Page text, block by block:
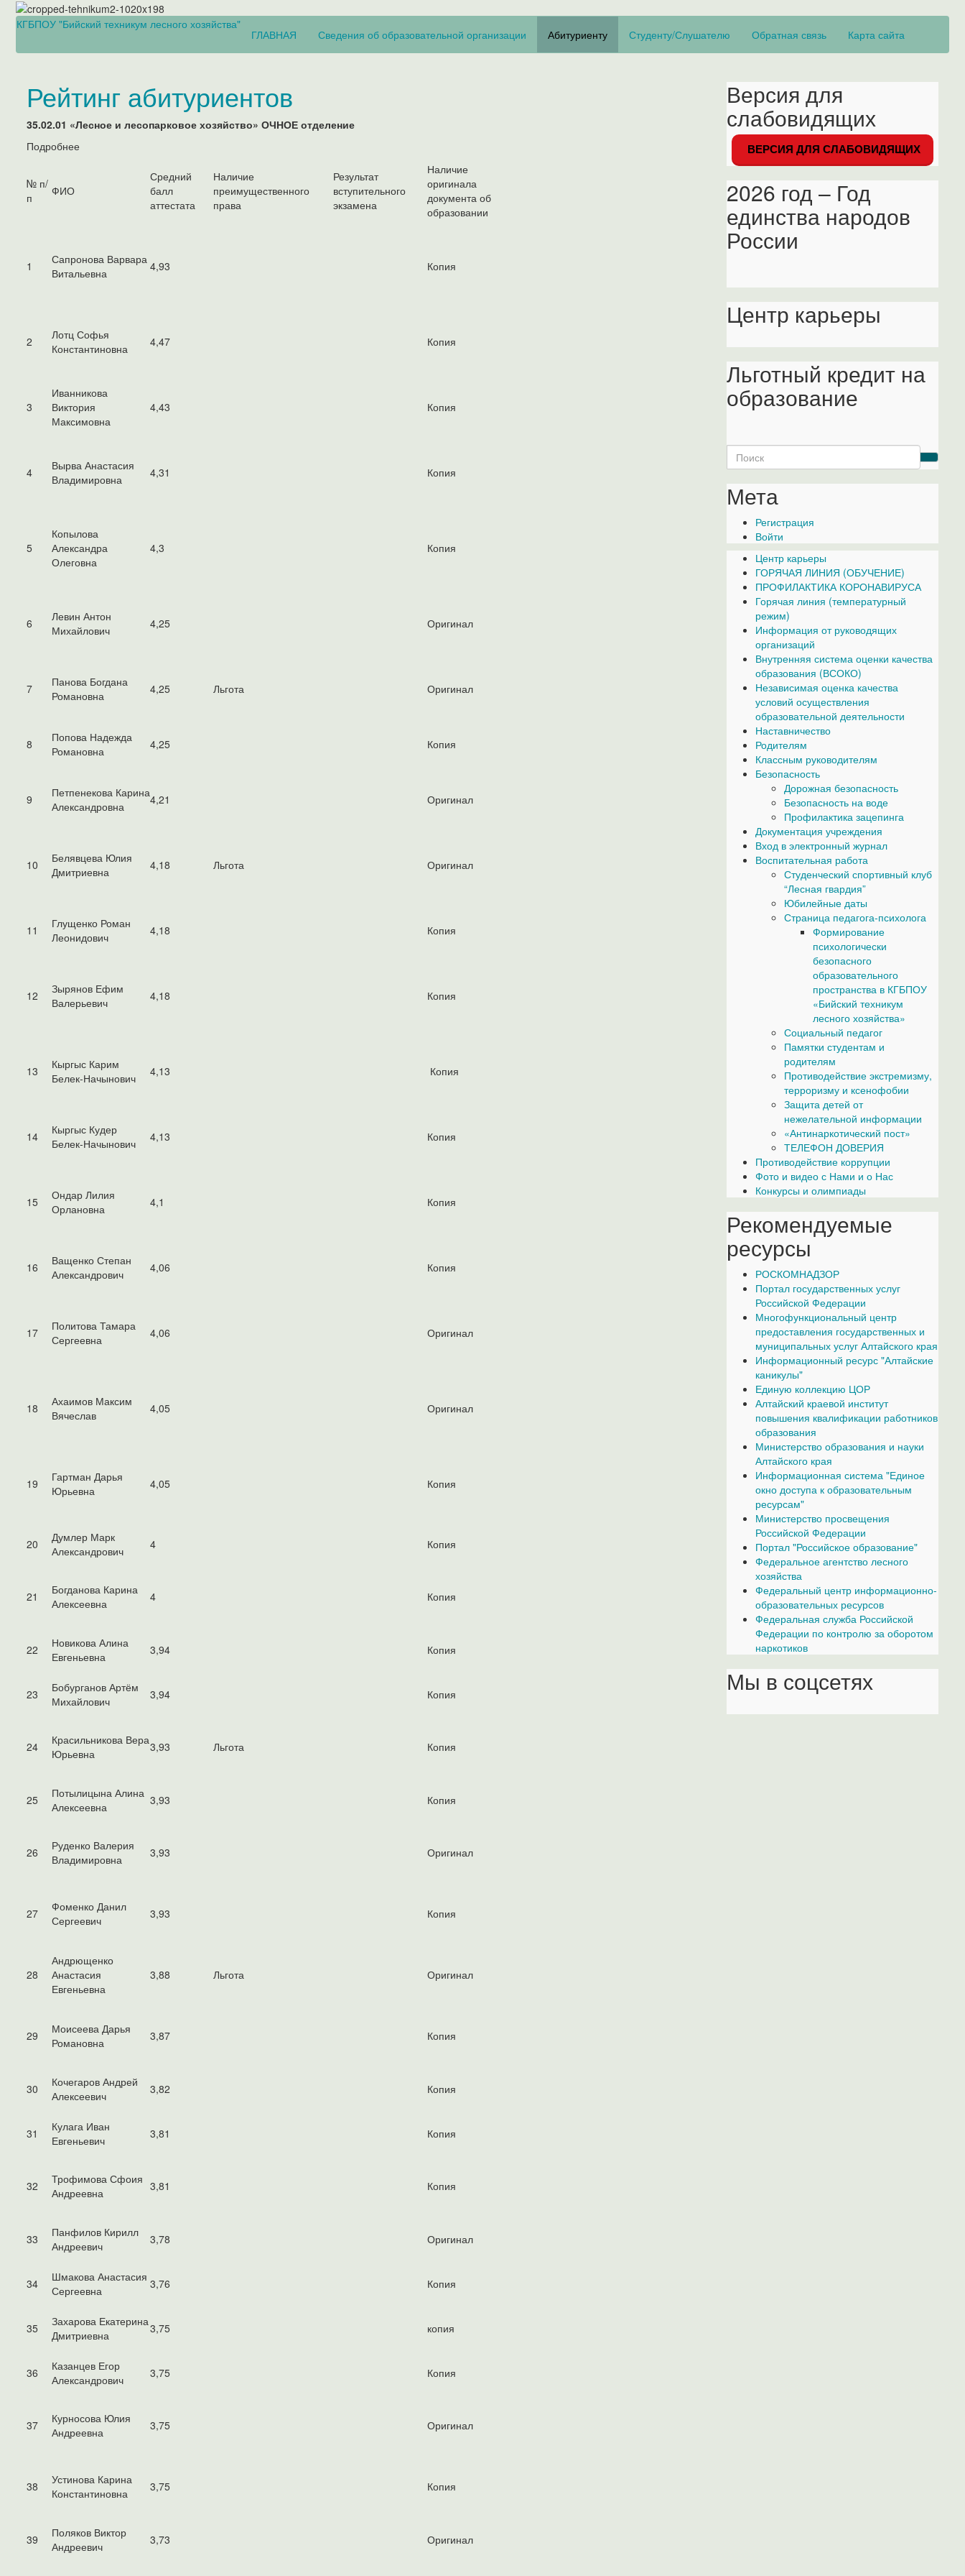
КГБПОУ "Бийский техникум лесного хозяйства"
ГЛАВНАЯ Сведения об образовательной организации Абитуриенту Студенту/Слушателю Обратная связь Карта сайта
Рейтинг абитуриентов
35.02.01 «Лесное и лесопарковое хозяйство» ОЧНОЕ отделение
Подробнее
№ п/
п
ФИО
Средний
балл
аттестата
Наличие
преимущественного
права
Результат
вступительного
экзамена
Наличие
оригинала
документа об
образовании
1
Сапронова Варвара
Витальевна
4,93 Копия
2
Лотц Софья
Константиновна
4,47 Копия
3
Иванникова
Виктория
Максимовна
4,43 Копия
4
Вырва Анастасия
Владимировна
4,31 Копия
5
Копылова
Александра
Олеговна
4,3 Копия
6
Левин Антон
Михайлович
4,25 Оригинал
7
Панова Богдана
Романовна
4,25 Льгота Оригинал
8
Попова Надежда
Романовна
4,25 Копия
9
Петпенекова Карина
Александровна
4,21 Оригинал
10
Белявцева Юлия
Дмитриевна
4,18 Льгота Оригинал
11
Глущенко Роман
Леонидович
4,18 Копия
12
Зырянов Ефим
Валерьевич
4,18 Копия
13
Кыргыс Карим
Белек-Начынович
4,13 Копия
14
Кыргыс Кудер
Белек-Начынович
4,13 Копия
15
Ондар Лилия
Орлановна
4,1 Копия
16
Ващенко Степан
Александрович
4,06 Копия
17
Политова Тамара
Сергеевна
4,06 Оригинал
18
Ахаимов Максим
Вячеслав
4,05 Оригинал
19
Гартман Дарья
Юрьевна
4,05 Копия
20
Думлер Марк
Александрович
4 Копия
21
Богданова Карина
Алексеевна
4 Копия
22
Новикова Алина
Евгеньевна
3,94 Копия
23
Бобурганов Артём
Михайлович
3,94 Копия
24
Красильникова Вера
Юрьевна
3,93 Льгота Копия
25
Потылицына Алина
Алексеевна
3,93 Копия
26
Руденко Валерия
Владимировна
3,93 Оригинал
27
Фоменко Данил
Сергеевич
3,93 Копия
28
Андрющенко
Анастасия
Евгеньевна
3,88 Льгота Оригинал
29
Моисеева Дарья
Романовна
3,87 Копия
30
Кочегаров Андрей
Алексеевич
3,82 Копия
31
Кулага Иван
Евгеньевич
3,81 Копия
32
Трофимова Сфоия
Андреевна
3,81 Копия
33
Панфилов Кирилл
Андреевич
3,78 Оригинал
34
Шмакова Анастасия
Сергеевна
3,76 Копия
35
Захарова Екатерина
Дмитриевна
3,75 копия
36
Казанцев Егор
Александрович
3,75 Копия
37
Курносова Юлия
Андреевна
3,75 Оригинал
38
Устинова Карина
Константиновна
3,75 Копия
39
Поляков Виктор
Андреевич
3,73 Оригинал
Версия для
слабовидящих
ВЕРСИЯ ДЛЯ СЛАБОВИДЯЩИХ
2026 год – Год
единства народов
России
Центр карьеры
Льготный кредит на
образование
Search
for:
Мета
Регистрация
Войти
Центр карьеры
ГОРЯЧАЯ ЛИНИЯ (ОБУЧЕНИЕ)
ПРОФИЛАКТИКА КОРОНАВИРУСА
Горячая линия (температурный
режим)
Информация от руководящих
организаций
Внутренняя система оценки качества
образования (ВСОКО)
Независимая оценка качества
условий осуществления
образовательной деятельности
Наставничество
Родителям
Классным руководителям
Безопасность
Дорожная безопасность
Безопасность на воде
Профилактика зацепинга
Документация учреждения
Вход в электронный журнал
Воспитательная работа
Студенческий спортивный клуб
“Лесная гвардия”
Юбилейные даты
Страница педагога-психолога
Формирование
психологически
безопасного
образовательного
пространства в КГБПОУ
«Бийский техникум
лесного хозяйства»
Социальный педагог
Памятки студентам и
родителям
Противодействие экстремизму,
терроризму и ксенофобии
Защита детей от
нежелательной информации
«Антинаркотический пост»
ТЕЛЕФОН ДОВЕРИЯ
Противодействие коррупции
Фото и видео с Нами и о Нас
Конкурсы и олимпиады
Рекомендуемые
ресурсы
РОСКОМНАДЗОР
Портал государственных услуг
Российской Федерации
Многофункциональный центр
предоставления государственных и
муниципальных услуг Алтайского края
Информационный ресурс "Алтайские
каникулы"
Единую коллекцию ЦОР
Алтайский краевой институт
повышения квалификации работников
образования
Министерство образования и науки
Алтайского края
Информационная система "Единое
окно доступа к образовательным
ресурсам"
Министерство просвещения
Российской Федерации
Портал "Российское образование"
Федеральное агентство лесного
хозяйства
Федеральный центр информационно-
образовательных ресурсов
Федеральная служба Российской
Федерации по контролю за оборотом
наркотиков
Мы в соцсетях